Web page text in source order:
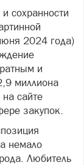
сохранности
2024 года)
и
миллиона
сайте
закупок.
немало
Любитель